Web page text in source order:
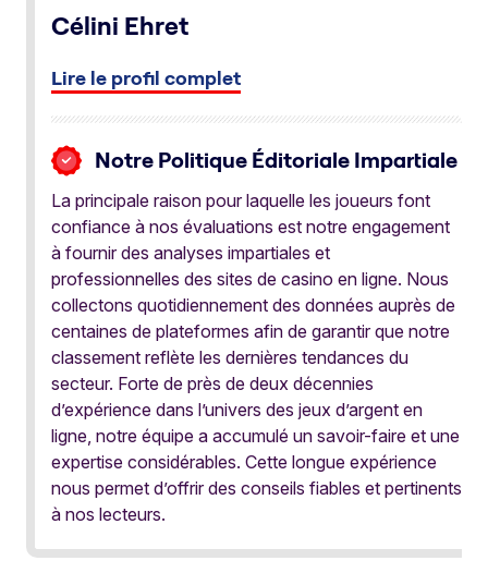
Célini Ehret
Lire le profil complet
Notre Politique Éditoriale Impartiale
La principale raison pour laquelle les joueurs font
confiance à nos évaluations est notre engagement
à fournir des analyses impartiales et
professionnelles des sites de casino en ligne. Nous
collectons quotidiennement des données auprès de
centaines de plateformes afin de garantir que notre
classement reflète les dernières tendances du
secteur. Forte de près de deux décennies
d’expérience dans l’univers des jeux d’argent en
ligne, notre équipe a accumulé un savoir-faire et une
expertise considérables. Cette longue expérience
nous permet d’offrir des conseils fiables et pertinents
à nos lecteurs.